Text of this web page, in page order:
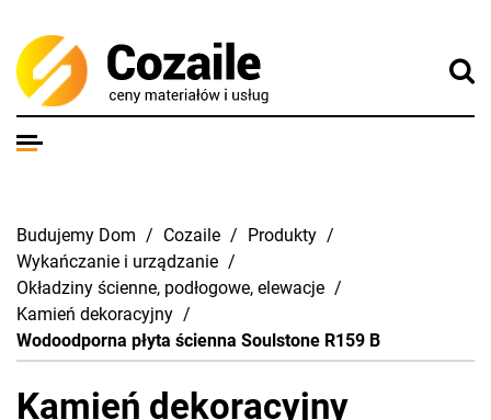
Budujemy Dom / Cozaile / Produkty /
Wykańczanie i urządzanie /
Okładziny ścienne, podłogowe, elewacje /
Kamień dekoracyjny /
Wodoodporna płyta ścienna Soulstone R159 B
Kamień dekoracyjny